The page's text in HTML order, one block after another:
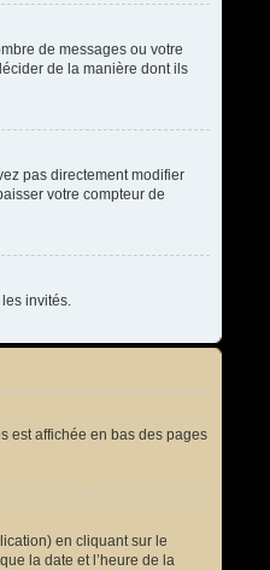
de messages ou votre
de la manière dont ils
pas directement modifier
votre compteur de
invités.
est affichée en bas des pages
en cliquant sur le
la date et l’heure de la